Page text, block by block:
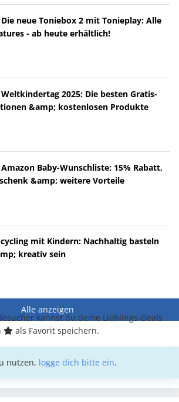
neue Toniebox 2 mit Tonieplay: Alle
- ab heute erhältlich!
2025: Die besten Gratis-
&amp; kostenlosen Produkte
Baby-Wunschliste: 15% Rabatt,
&amp; weitere Vorteile
mit Kindern: Nachhaltig basteln
kreativ sein
Alle anzeigen
kannst du deine Lieblings-Deals
als Favorit speichern.
nutzen, logge dich bitte ein.